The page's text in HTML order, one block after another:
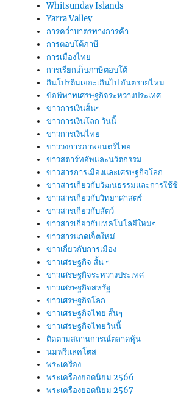
Whitsunday Islands
Yarra Valley
การคว่ำบาตรทางการค้า
การตอบโต้ภาษี
การเมืองไทย
การเรียกเก็บภาษีตอบโต้
กินโปรตีนเยอะเกินไป อันตรายไหม
ข้อพิพาทเศรษฐกิจระหว่างประเทศ
ข่าวการเงินสั้นๆ
ข่าวการเงินโลก วันนี้
ข่าวการเงินไทย
ข่าววงการภาพยนตร์ไทย
ข่าวสตาร์ทอัพและนวัตกรรม
ข่าวสารการเมืองและเศรษฐกิจโลก
ข่าวสารเกี่ยวกับวัฒนธรรมและการใช้
ข่าวสารเกี่ยวกับวิทยาศาสตร์
ข่าวสารเกี่ยวกับสัตว์
ข่าวสารเกี่ยวกับเทคโนโลยีใหม่ๆ
ข่าวสารแกดเจ็ตใหม่
ข่าวเกี่ยวกับการเมือง
ข่าวเศรษฐกิจ สั้น ๆ
ข่าวเศรษฐกิจระหว่างประเทศ
ข่าวเศรษฐกิจสหรัฐ
ข่าวเศรษฐกิจโลก
ข่าวเศรษฐกิจไทย สั้นๆ
ข่าวเศรษฐกิจไทยวันนี้
ติดตามสถานการณ์ตลาดหุ้น
นมฟรีแลคโตส
พระเครื่อง
พระเครื่องยอดนิยม 2566
พระเครื่องยอดนิยม 2567